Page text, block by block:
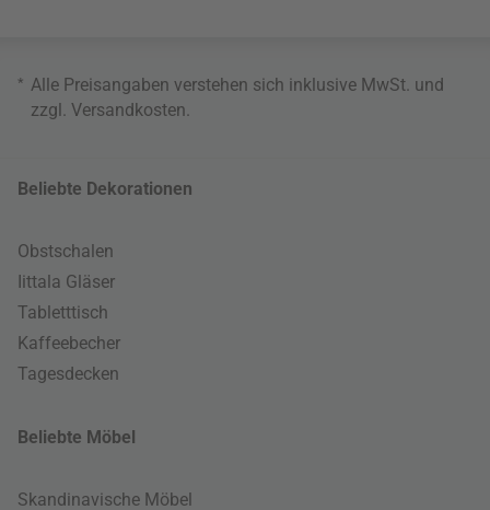
* Alle Preisangaben verstehen sich inklusive MwSt. und
zzgl. Versandkosten
Beliebte Dekorationen
Obstschalen
Iittala Gläser
Tabletttisch
Kaffeebecher
Tagesdecken
Beliebte Möbel
Skandinavische Möbel